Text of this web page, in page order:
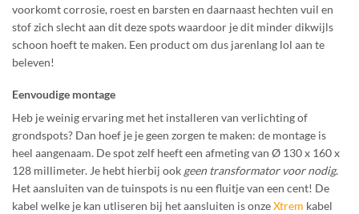
voorkomt corrosie, roest en barsten en daarnaast hechten vuil en
stof zich slecht aan dit deze spots waardoor je dit minder dikwijls
schoon hoeft te maken. Een product om dus jarenlang lol aan te
beleven!
Eenvoudige montage
Heb je weinig ervaring met het installeren van verlichting of
grondspots? Dan hoef je je geen zorgen te maken: de montage is
heel aangenaam. De spot zelf heeft een afmeting van Ø 130 x 160 x
128 millimeter. Je hebt hierbij ook geen transformator voor nodig.
Het aansluiten van de tuinspots is nu een fluitje van een cent! De
kabel welke je kan utliseren bij het aansluiten is onzeXtrem kabel